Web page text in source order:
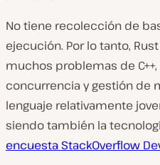
No tiene recolección de
ejecución. Por lo tanto,
muchos problemas de
concurrencia y gestión de
lenguaje relativamente
siendo también la
encuesta StackOverflow